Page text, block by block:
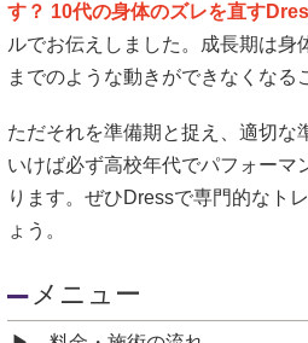
す？ 10代の身体のズレを直す
ルでお伝えしました。成長期は身
までのような動きができなくなる
ただそれを準備期と捉え、適切な
いけば必ず高校年代でパフォーマ
ります。ぜひDressで専門的なト
ょう。
メニュー